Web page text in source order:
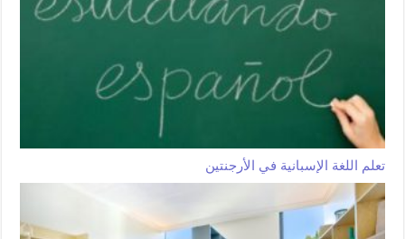
تعلم اللغة الإسبانية في الأرجنتين